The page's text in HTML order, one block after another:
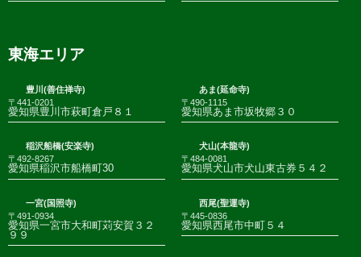
東海エリア
豊川(善住禅寺)
〒441-0201
愛知県豊川市萩町倉戸８１
あま(延命寺)
〒490-1115
愛知県あま市坂牧郷３０
稲沢船橋(安楽寺)
〒492-8267
愛知県稲沢市船橋町30
犬山(本龍寺)
〒484-0081
愛知県犬山市犬山東古券５４２
一宮(国照寺)
〒491-0934
愛知県一宮市大和町苅安賀３２
９９
西尾(聖運寺)
〒445-0836
愛知県西尾市中町５４